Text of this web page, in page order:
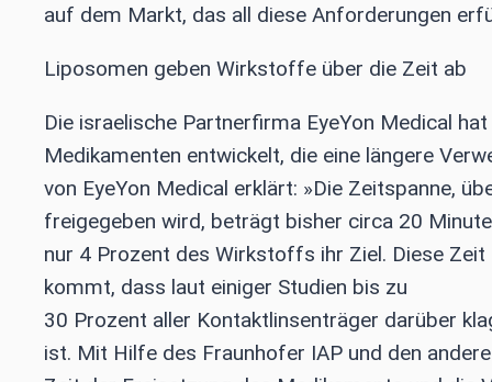
auf dem Markt, das all diese Anforderungen
Liposomen geben Wirkstoffe über die Zeit ab
Die israelische Partnerfirma EyeYon Medical
Medikamenten entwickelt, die eine längere
von EyeYon Medical erklärt: »Die Zeitspanne,
freigegeben wird, beträgt bisher circa 20
nur 4 Prozent des Wirkstoffs ihr Ziel. Diese
kommt, dass laut einiger Studien bis zu
30 Prozent aller Kontaktlinsenträger darüber
ist. Mit Hilfe des Fraunhofer IAP und den